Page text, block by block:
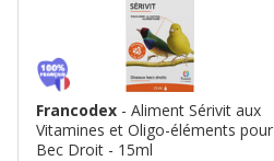
Francodex - Aliment Sérivit aux
Vitamines et Oligo-éléments pour
Bec Droit - 15ml